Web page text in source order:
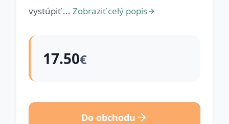
vystúpiť ... Zobraziť celý popis
17.50€
Do obchodu